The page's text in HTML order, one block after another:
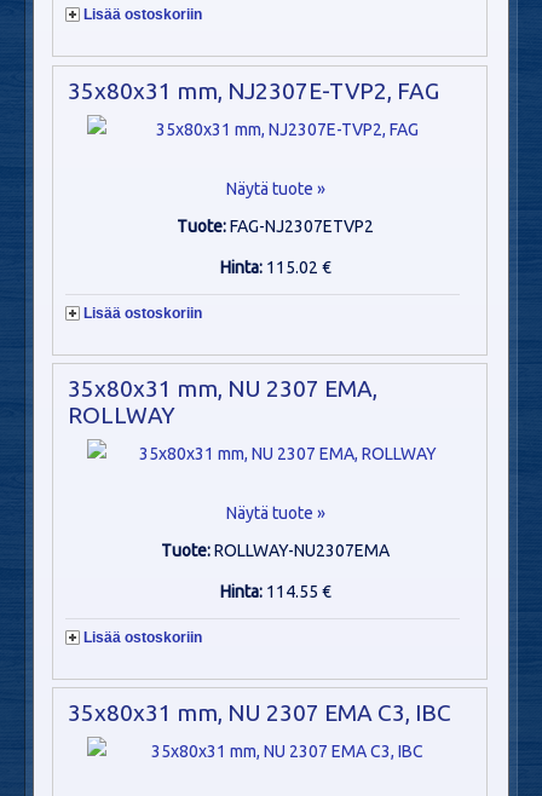
Lisää ostoskoriin
35x80x31 mm, NJ2307E-TVP2, FAG
Näytä tuote »
Tuote:FAG-NJ2307ETVP2
Hinta: 115.02 €
Lisää ostoskoriin
35x80x31 mm, NU 2307 EMA,
ROLLWAY
Näytä tuote »
Tuote:ROLLWAY-NU2307EMA
Hinta: 114.55 €
Lisää ostoskoriin
35x80x31 mm, NU 2307 EMA C3, IBC